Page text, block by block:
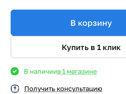
В корзину
Купить в 1 клик
В наличиив 1 магазине
Получить консультацию